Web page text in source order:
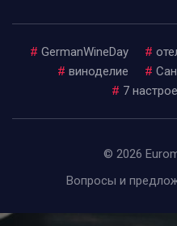
# GermanWineDay #
# виноделие #
# 7
© 2026
Вопросы и